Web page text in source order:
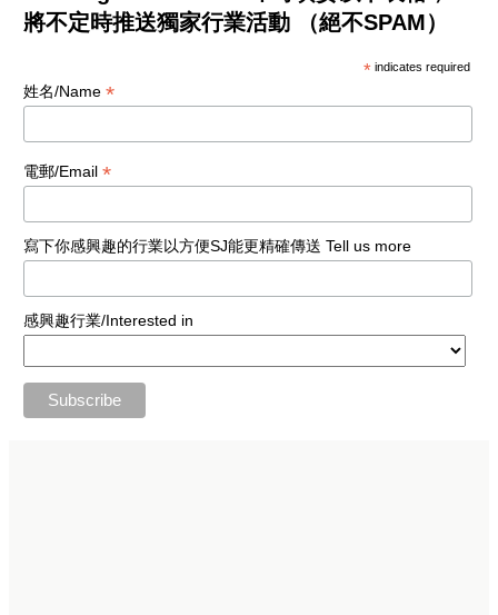
將不定時推送獨家行業活動 （絕不SPAM）
* indicates required
姓名/Name *
電郵/Email *
寫下你感興趣的行業以方便SJ能更精確傳送 Tell us more
感興趣行業/Interested in